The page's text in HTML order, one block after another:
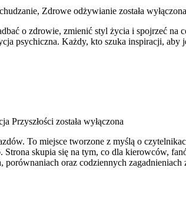
Zdrowe odżywianie została wyłączona
o zdrowie, zmienić styl życia i spojrzeć
psychiczna. Każdy, kto szuka inspiracji,
Przyszłości została wyłączona
To miejsce tworzone z myślą o
skupia się na tym, co dla kierowców,
porównaniach oraz codziennych